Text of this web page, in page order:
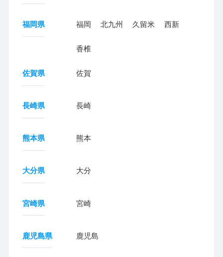
福岡県 福岡 北九州 久留米 西新
香椎
佐賀県 佐賀
長崎県 長崎
熊本県 熊本
大分県 大分
宮崎県 宮崎
鹿児島県 鹿児島